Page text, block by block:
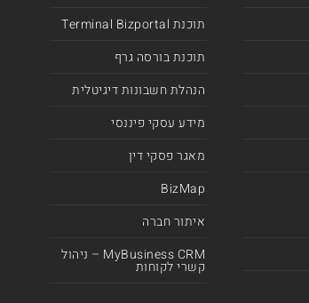
תוכנת Terminal Bizportal
תוכנת בורסה גרף
הנהלת חשבונות דיגיטלית
מידע עסקי פיננסי
מאגר פסקי דין
BizMap
איתור חברה
MyBusiness CRM – ניהול
קשרי לקוחות